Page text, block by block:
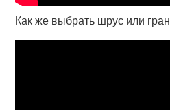
Как же выбрать шрус или